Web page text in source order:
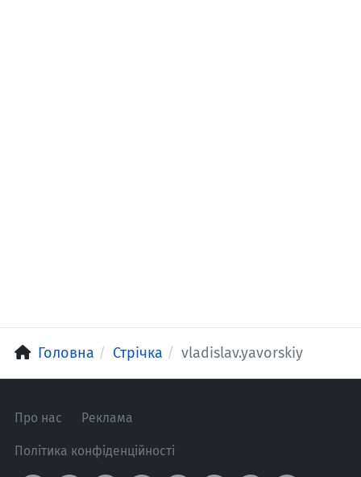
Головна Стрічка vladislav.yavorskiy
Про нас Реклама
Політика конфіденційності